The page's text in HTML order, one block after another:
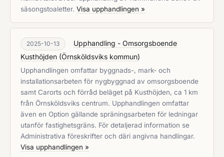
säsongstoaletter. Visa upphandlingen »
2025-10-13
Upphandling - Omsorgsboende
Kusthöjden (Örnsköldsviks kommun)
Upphandlingen omfattar byggnads-, mark- och
installationsarbeten för nygbyggnad av omsorgsboende
samt Carorts och förråd beläget på Kusthöjden, ca 1 km
från Örnsköldsviks centrum. Upphandlingen omfattar
även en Option gällande spräningsarbeten för ledningar
utanför fastighetsgräns. För detaljerad information se
Administrativa föreskrifter och däri angivna handlingar.
Visa upphandlingen »